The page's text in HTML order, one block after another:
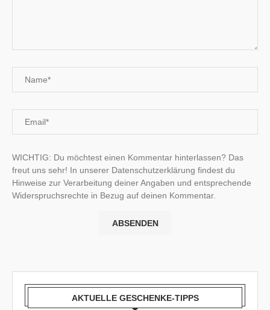
WICHTIG: Du möchtest einen Kommentar hinterlassen? Das
freut uns sehr! In unserer Datenschutzerklärung findest du
Hinweise zur Verarbeitung deiner Angaben und entsprechende
Widerspruchsrechte in Bezug auf deinen Kommentar.
AKTUELLE GESCHENKE-TIPPS